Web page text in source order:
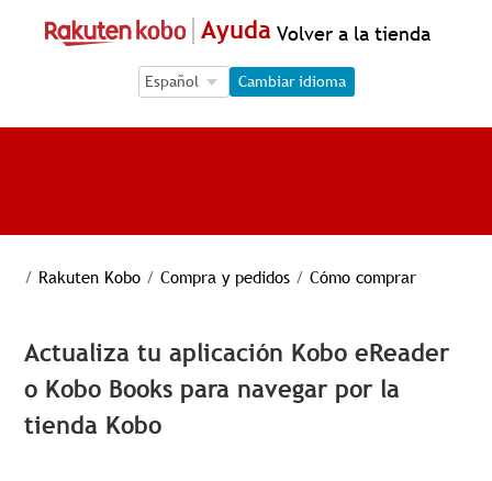
Ayuda Volver a la tienda
Language Selection
Language Selection
Cambiar idioma
/ Rakuten Kobo / Compra y pedidos / Cómo comprar
Actualiza tu aplicación Kobo eReader
o Kobo Books para navegar por la
tienda Kobo